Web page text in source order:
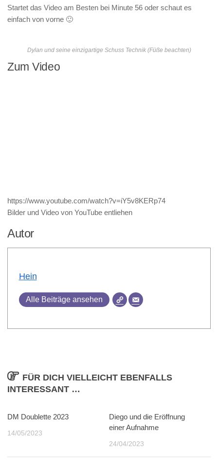
Startet das Video am Besten bei Minute 56 oder schaut es
einfach von vorne 🙂
Dylan und seine einzigartige Schuss Technik (Füße beachten)
Zum Video
https://www.youtube.com/watch?v=iY5v8KERp74
Bilder und Video von YouTube entliehen
Autor
Hein
Alle Beiträge ansehen
FÜR DICH VIELLEICHT EBENFALLS
INTERESSANT …
DM Doublette 2023
14/05/2023
Diego und die Eröffnung
einer Aufnahme
24/04/2023